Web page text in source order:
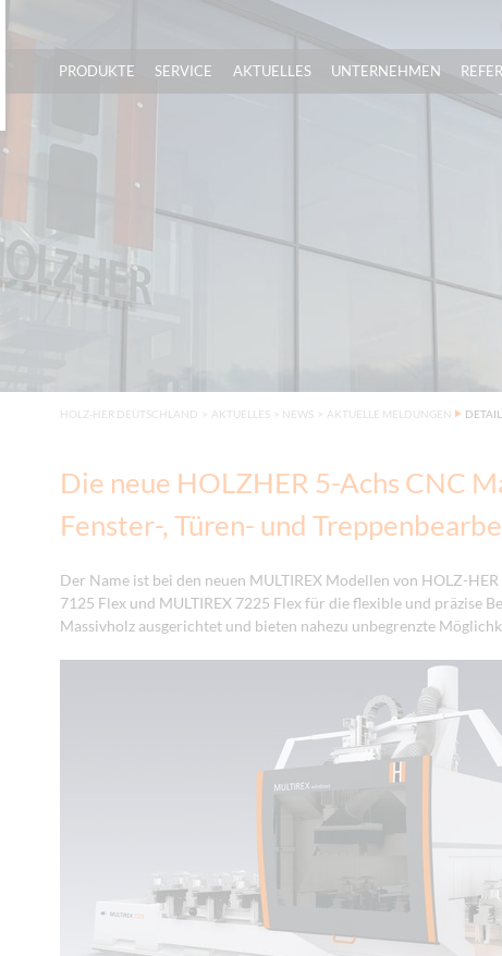
PRODUKTE SERVICE AKTUELLES UNTERNEHMEN
HOLZ-HER DEUTSCHLAND > AKTUELLES > NEWS > AKTUELLE MELDUNGEN DETAIL
Die neue HOLZHER 5-Achs CNC
Fenster-, Türen- und
Der Name ist bei den neuen MULTIREX Modellen von HOLZ-
7125 Flex und MULTIREX 7225 Flex für die flexible und präzise
Massivholz ausgerichtet und bieten nahezu unbegrenzte